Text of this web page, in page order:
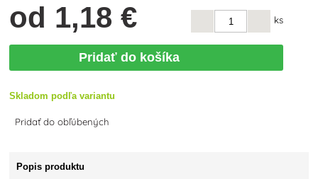
od 1,18 € ks
Pridať do košíka
Skladom podľa variantu
Pridať do obľúbených
Popis produktu